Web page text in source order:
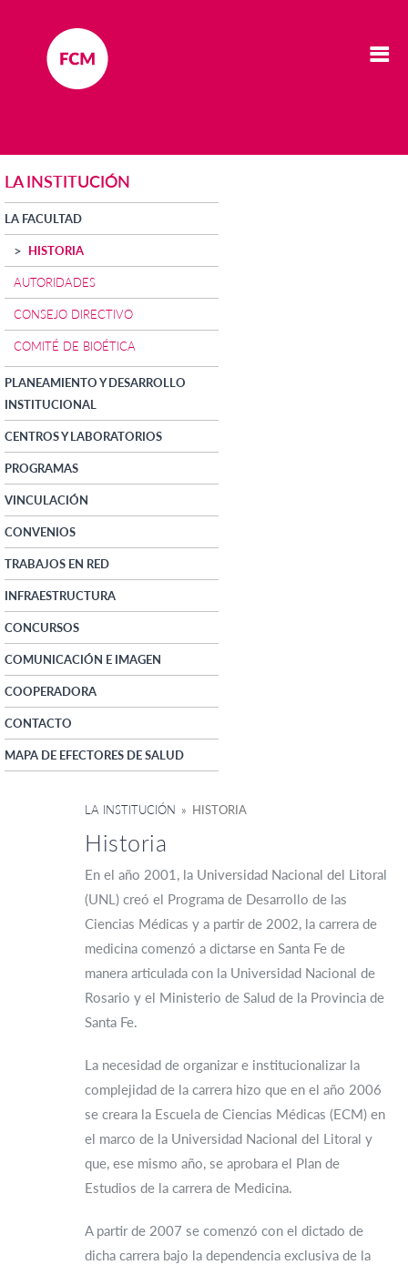
LA INSTITUCIÓN
LA FACULTAD
HISTORIA
AUTORIDADES
CONSEJO DIRECTIVO
COMITÉ DE BIOÉTICA
PLANEAMIENTO Y DESARROLLO
INSTITUCIONAL
CENTROS Y LABORATORIOS
PROGRAMAS
VINCULACIÓN
CONVENIOS
TRABAJOS EN RED
INFRAESTRUCTURA
CONCURSOS
COMUNICACIÓN E IMAGEN
COOPERADORA
CONTACTO
MAPA DE EFECTORES DE SALUD
LA INSTITUCIÓN » HISTORIA
Historia
En el año 2001, la Universidad Nacional del Litoral
(UNL) creó el Programa de Desarrollo de las
Ciencias Médicas y a partir de 2002, la carrera de
medicina comenzó a dictarse en Santa Fe de
manera articulada con la Universidad Nacional de
Rosario y el Ministerio de Salud de la Provincia de
Santa Fe.
La necesidad de organizar e institucionalizar la
complejidad de la carrera hizo que en el año 2006
se creara la Escuela de Ciencias Médicas (ECM) en
el marco de la Universidad Nacional del Litoral y
que, ese mismo año, se aprobara el Plan de
Estudios de la carrera de Medicina.
A partir de 2007 se comenzó con el dictado de
dicha carrera bajo la dependencia exclusiva de la